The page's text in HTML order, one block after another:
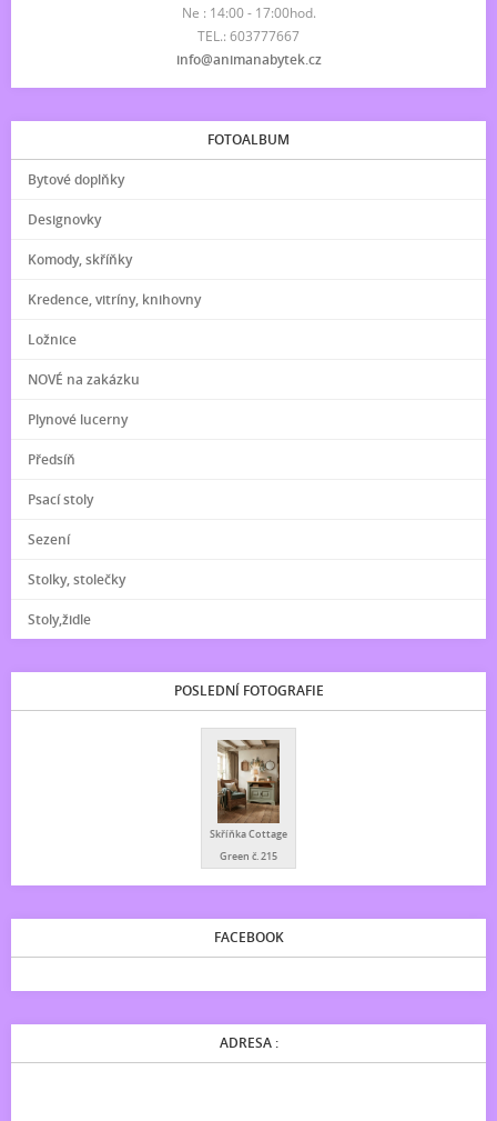
Ne : 14:00 - 17:00hod.
TEL.: 603777667
info@animanabytek.cz
FOTOALBUM
Bytové doplňky
Designovky
Komody, skříňky
Kredence, vitríny, knihovny
Ložnice
NOVÉ na zakázku
Plynové lucerny
Předsíň
Psací stoly
Sezení
Stolky, stolečky
Stoly,židle
POSLEDNÍ FOTOGRAFIE
Skříňka Cottage
Green č. 215
FACEBOOK
ADRESA :